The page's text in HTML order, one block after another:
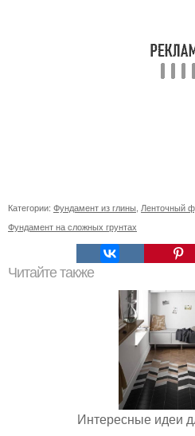
Категории: Фундамент из глины Ленточный
Фундамент на сложных грунтах
Читайте также
Интересные идеи